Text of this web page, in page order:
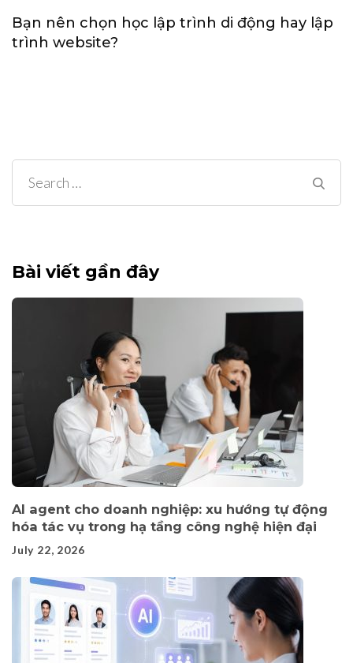
Bạn nên chọn học lập trình di động hay lập
trình website?
Search
for:
Bài viết gần đây
AI agent cho doanh nghiệp: xu hướng tự động
hóa tác vụ trong hạ tầng công nghệ hiện đại
July 22, 2026